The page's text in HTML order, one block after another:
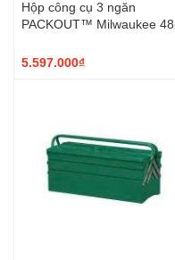
Hộp công cụ 3 ngăn
PACKOUT™ Milwaukee
5.597.000₫